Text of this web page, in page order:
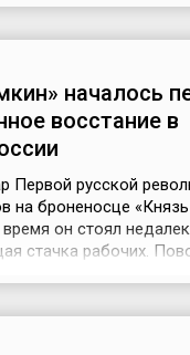
интерь...
началось
восстание в
Первой русской
на броненосце «Князь
он стоял
стачка рабочих.
кинулись на